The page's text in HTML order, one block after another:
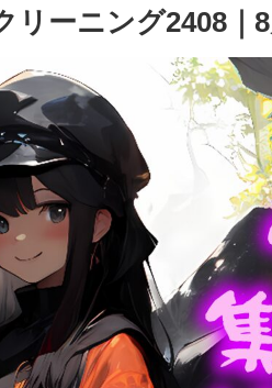
リーニング2408｜